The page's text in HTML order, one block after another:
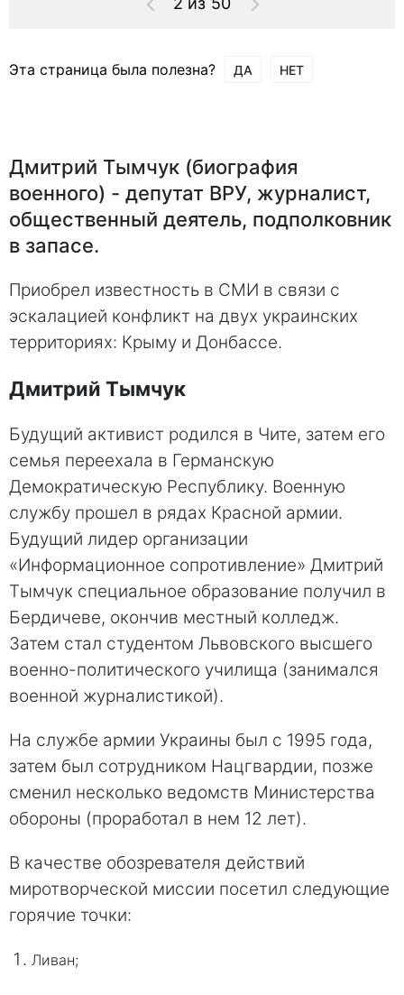
Эта страница была полезна? ДА НЕТ
Дмитрий Тымчук (биография
военного) - депутат ВРУ, журналист,
общественный деятель, подполковник
в запасе.
Приобрел известность в СМИ в связи с
эскалацией конфликт на двух украинских
территориях: Крыму и Донбассе.
Дмитрий Тымчук
Будущий активист родился в Чите, затем его
семья переехала в Германскую
Демократическую Республику. Военную
службу прошел в рядах Красной армии.
Будущий лидер организации
«Информационное сопротивление» Дмитрий
Тымчук специальное образование получил в
Бердичеве, окончив местный колледж.
Затем стал студентом Львовского высшего
военно-политического училища (занимался
военной журналистикой).
На службе армии Украины был с 1995 года,
затем был сотрудником Нацгвардии, позже
сменил несколько ведомств Министерства
обороны (проработал в нем 12 лет).
В качестве обозревателя действий
миротворческой миссии посетил следующие
горячие точки:
Ливан;